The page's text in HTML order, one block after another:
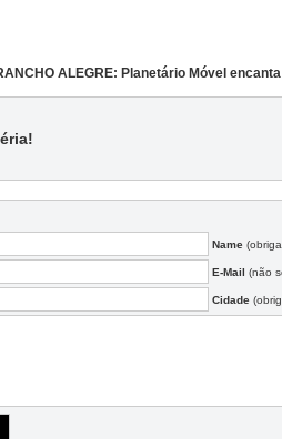
ALEGRE: Planetário Móvel
!
Name
E-Mail (não
Cidade